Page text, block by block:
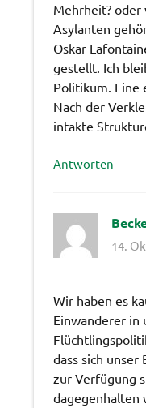
Mehrheit?
Asylanten
Oskar
gestellt. Ich
Politikum. Eine
Nach der
intakte
Antworten
14.
Wir haben es
Einwanderer in
dass sich
zur Verfügung
dagegenhalten